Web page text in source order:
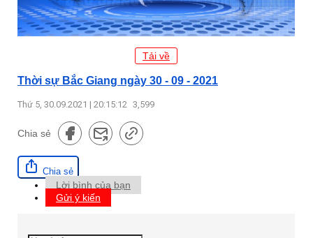
Tải về
Thời sự Bắc Giang ngày 30 - 09 - 2021
Thứ 5, 30.09.2021 | 20:15:12 3,599
Chia sẻ
Chia sẻ
Lời bình của bạn
Gửi ý kiến